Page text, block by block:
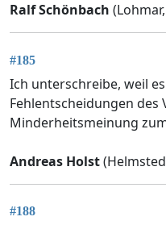
Ralf Schönbach
#185
Ich unterschreibe, weil
Fehlentscheidungen des
Minderheitsmeinung
Andreas Holst
#188